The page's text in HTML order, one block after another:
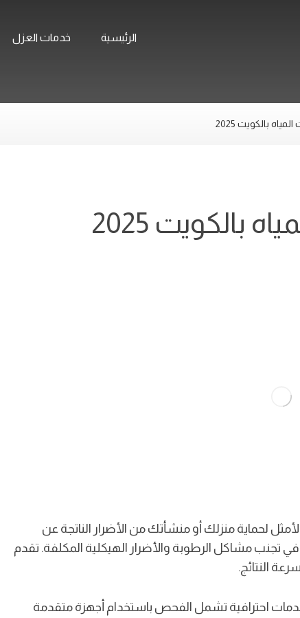
الرئيسية خدمات العزل
بالكويت 2025
2025
لحماية منزلك أو منشأتك من الأضرار الناتجة عن
مشاكل الرطوبة والأضرار الهيكلية المكلفة. تقدم
النتائج.
احترافية تشمل الفحص باستخدام أجهزة متقدمة